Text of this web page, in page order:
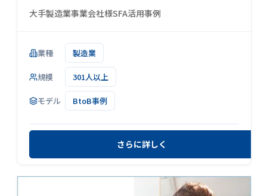
大手製造業事業会社様SFA活用事例
業種 製造業
規模 301人以上
モデル BtoB事例
さらに詳しく